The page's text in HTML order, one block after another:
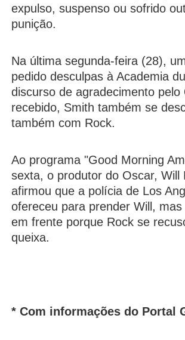
expulso, suspenso ou sofrido
punição.
Na última segunda-feira (28),
pedido desculpas à Academia
discurso de agradecimento pelo
recebido, Smith também se
também com Rock.
Ao programa "Good Morning
sexta, o produtor do Oscar, Will
afirmou que a polícia de Los
ofereceu para prender Will, mas
em frente porque Rock se
queixa.
* Com informações do Portal